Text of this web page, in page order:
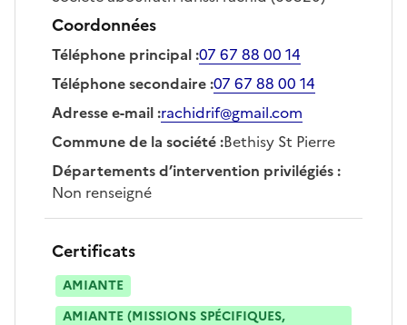
Coordonnées
Téléphone principal:07 67 88 00 14
Téléphone secondaire:07 67 88 00 14
Adresse e-mail:rachidrif@gmail.com
Commune de la société:Bethisy St Pierre
Départements d’intervention privilégiés:
Non renseigné
Certificats
AMIANTE
AMIANTE (MISSIONS SPÉCIFIQUES,